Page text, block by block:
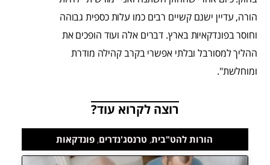
הורה, עדיין ישנם קשיים רבים כמו עלות כספית גבוהה
וחוסר בפונדקאיות בארץ. דברים אלה ועוד הופכים את
ההליך למסורבל ובלתי אפשרי בקרב קהילה מודרת
ומוחלשת".
רוצה לקרוא עוד?
הורות להט"בית, טרנסג'נדרים, פונדקאות